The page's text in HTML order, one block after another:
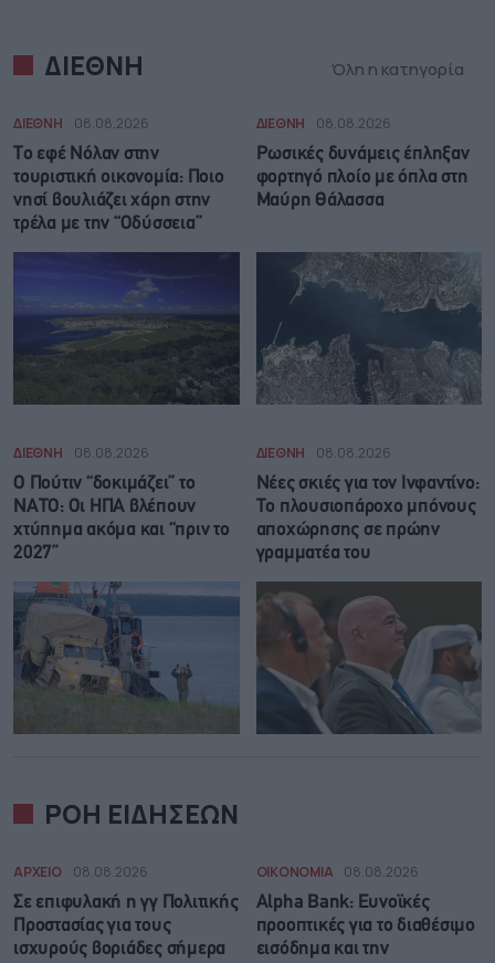
ΔΙΕΘΝΗ Όλη η κατηγορία
ΔΙΕΘΝΗ 08.08.2026
Το εφέ Νόλαν στην
τουριστική οικονομία: Ποιο
νησί βουλιάζει χάρη στην
τρέλα με την “Οδύσσεια”
ΔΙΕΘΝΗ 08.08.2026
Ρωσικές δυνάμεις έπληξαν
φορτηγό πλοίο με όπλα στη
Μαύρη Θάλασσα
ΔΙΕΘΝΗ 08.08.2026
Ο Πούτιν “δοκιμάζει” το
ΝΑΤΟ: Οι ΗΠΑ βλέπουν
χτύπημα ακόμα και “πριν το
2027”
ΔΙΕΘΝΗ 08.08.2026
Νέες σκιές για τον Ινφαντίνο:
Το πλουσιοπάροχο μπόνους
αποχώρησης σε πρώην
γραμματέα του
ΡΟΗ ΕΙΔΗΣΕΩΝ
ΑΡΧΕΙΟ 08.08.2026
Σε επιφυλακή η γγ Πολιτικής
Προστασίας για τους
ισχυρούς βοριάδες σήμερα
ΟΙΚΟΝΟΜΙΑ 08.08.2026
Alpha Bank: Ευνοϊκές
προοπτικές για το διαθέσιμο
εισόδημα και την